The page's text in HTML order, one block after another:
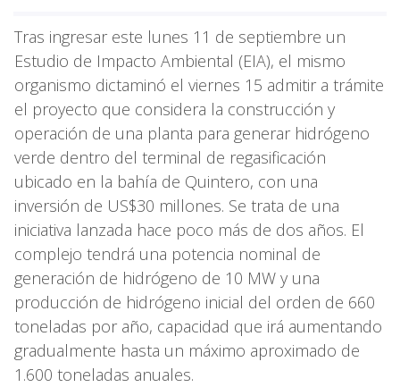
Tras ingresar este lunes 11 de septiembre un
Estudio de Impacto Ambiental (EIA), el mismo
organismo dictaminó el viernes 15 admitir a trámite
el proyecto que considera la construcción y
operación de una planta para generar hidrógeno
verde dentro del terminal de regasificación
ubicado en la bahía de Quintero, con una
inversión de US$30 millones. Se trata de una
iniciativa lanzada hace poco más de dos años. El
complejo tendrá una potencia nominal de
generación de hidrógeno de 10 MW y una
producción de hidrógeno inicial del orden de 660
toneladas por año, capacidad que irá aumentando
gradualmente hasta un máximo aproximado de
1.600 toneladas anuales.